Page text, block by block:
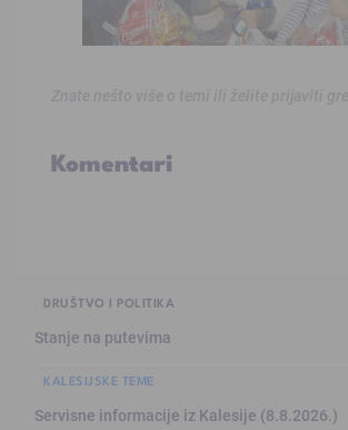
Komentari
DRUŠTVO I POLITIKA
Stanje na putevima
KALESIJSKE TEME
Servisne informacije iz Kalesije (8.8.2026.)